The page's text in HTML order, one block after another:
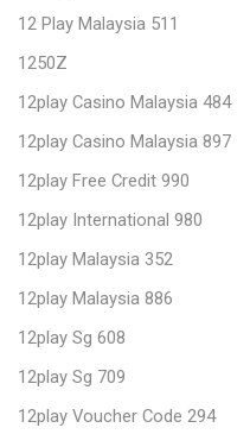
12 Play Malaysia 511
1250Z
12play Casino Malaysia 484
12play Casino Malaysia 897
12play Free Credit 990
12play International 980
12play Malaysia 352
12play Malaysia 886
12play Sg 608
12play Sg 709
12play Voucher Code 294